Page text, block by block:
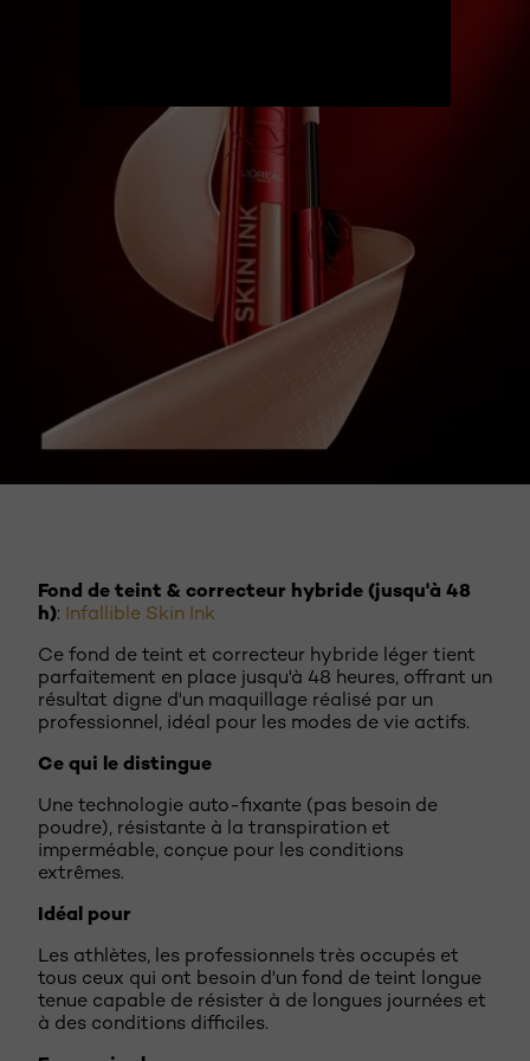
Fond de teint & correcteur hybride (jusqu'à 48
h): Infallible Skin Ink
Ce fond de teint et correcteur hybride léger tient
parfaitement en place jusqu'à 48 heures, offrant un
résultat digne d'un maquillage réalisé par un
professionnel, idéal pour les modes de vie actifs.
Ce qui le distingue
Une technologie auto-fixante (pas besoin de
poudre), résistante à la transpiration et
imperméable, conçue pour les conditions
extrêmes.
Idéal pour
Les athlètes, les professionnels très occupés et
tous ceux qui ont besoin d'un fond de teint longue
tenue capable de résister à de longues journées et
à des conditions difficiles.